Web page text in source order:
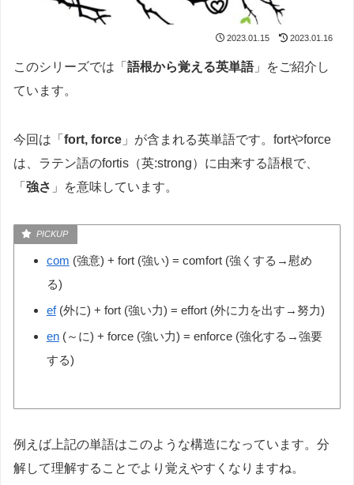
2023.01.15 2023.01.16
このシリーズでは「 語根から覚える英単語」をご紹介し
ています。
今回は「 fort, force 」が含まれる英単語です。fortやforce
は、ラテン語のfortis（英:strong）に由来する語根で、
「 強さ 」を意味しています。
com (強意) + fort (強い) = comfort (強くする→慰め
る)
ef(外に) + fort (強い力) = effort (外に力を出す→努力)
en(～に) + force (強い力) = enforce (強化する→強要
する)
例えば上記の単語はこのような構造になっています。分
解して理解することでより覚えやすくなりますね。